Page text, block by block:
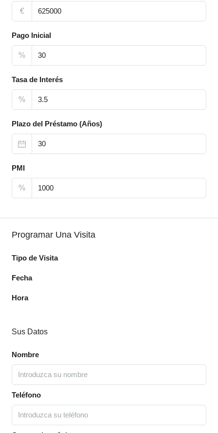
€
Pago Inicial
%
Tasa de Interés
%
Plazo del Préstamo (Años)
PMI
%
Programar Una Visita
Tipo de Visita
Fecha
Hora
Sus Datos
Nombre
Teléfono